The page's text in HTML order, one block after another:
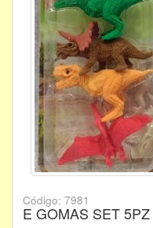
Código: 7981
E GOMAS SET